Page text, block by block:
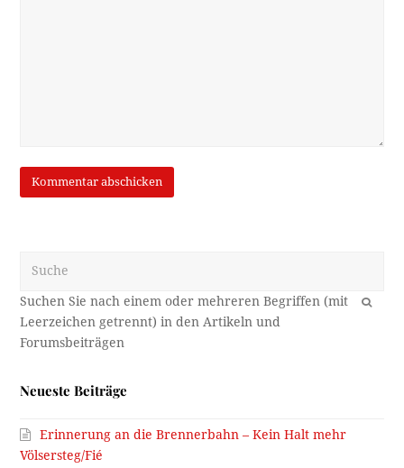
OK
Neueste Beiträge
Erinnerung an die Brennerbahn – Kein Halt mehr
Völsersteg/Fié